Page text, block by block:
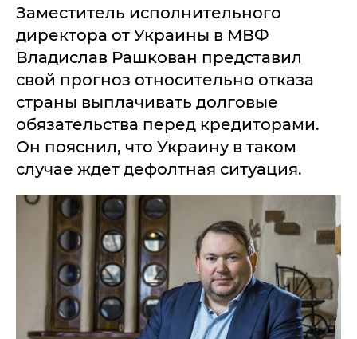
Заместитель исполнительного
директора от Украины в МВФ
Владислав Рашкован представил
свой прогноз относительно отказа
страны выплачивать долговые
обязательства перед кредиторами.
Он пояснил, что Украину в таком
случае ждет дефолтная ситуация.